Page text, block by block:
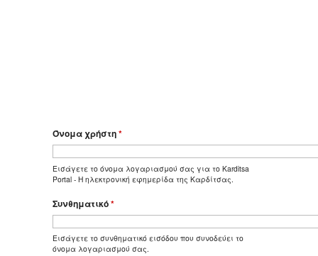
Όνομα χρήστη*
Εισάγετε το όνομα λογαριασμού σας για το Karditsa
Portal - Η ηλεκτρονική εφημερίδα της Καρδίτσας.
Συνθηματικό*
Εισάγετε το συνθηματικό εισόδου που συνοδεύει το
όνομα λογαριασμού σας.